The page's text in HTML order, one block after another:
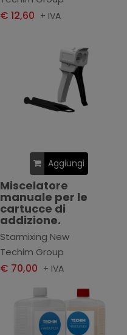
€ 12,60 + IVA
Aggiungi
Miscelatore
manuale per le
cartucce di
addizione.
Starmixing New
Techim Group
€ 70,00 + IVA